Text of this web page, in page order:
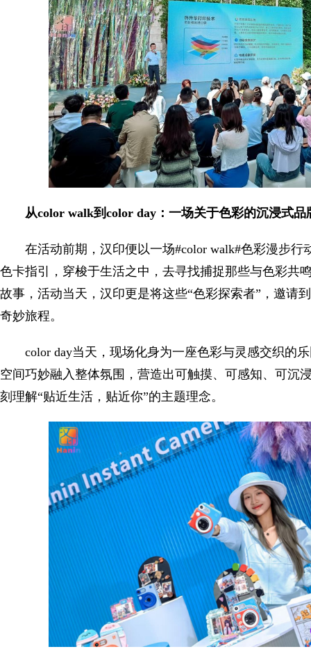
从color walk到color day：一场关于色彩的沉浸式品
在活动前期，汉印便以一场#color walk#色彩漫步
色卡指引，穿梭于生活之中，去寻找捕捉那些与色彩共
故事，活动当天，汉印更是将这些“色彩探索者”，邀请
奇妙旅程。
color day当天，现场化身为一座色彩与灵感交织的
空间巧妙融入整体氛围，营造出可触摸、可感知、可沉
刻理解“贴近生活，贴近你”的主题理念。